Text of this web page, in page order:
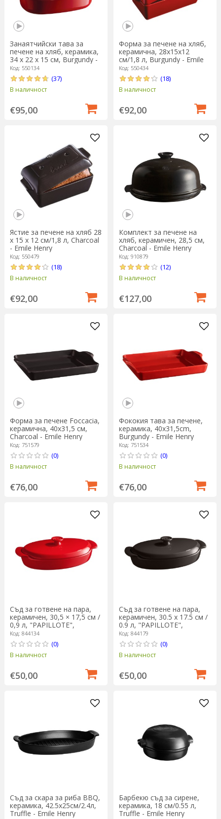
Занаятчийски тава за
печене на хляб, керамика,
34 х 22 х 15 см, Burgundy -
Emile Henry
Код: 550134
(37)
В наличност
€95,00
Форма за печене на хляб,
керамична, 28x15x12
см/1,8 л, Burgundy - Emile
Henry
Код: 550434
(18)
В наличност
€92,00
Ястие за печене на хляб 28
x 15 x 12 см/1,8 л, Charcoal
- Emile Henry
Код: 550479
(18)
В наличност
€92,00
Комплект за печене на
хляб, керамичен, 28,5 см,
Charcoal - Emile Henry
Код: 910879
(12)
В наличност
€127,00
Форма за печене Foccacia,
керамична, 40x31,5 см,
Charcoal - Еmile Henry
Код: 751579
(0)
В наличност
€76,00
Фококия тава за печене,
керамика, 40x31,5cm,
Burgundy - Еmile Henry
Код: 751534
(0)
В наличност
€76,00
Съд за готвене на пара,
керамичен, 30,5 × 17,5 см /
0,9 л, "PAPILLOTE",
Burgundy - Emile Henry
Код: 844134
(0)
В наличност
€50,00
Съд за готвене на пара,
керамичен, 30.5 x 17.5 см /
0.9 л, "PAPILLOTE",
Charcoal - Emile Henry
Код: 844179
(0)
В наличност
€50,00
Съд за скара за риба BBQ,
керамика, 42.5x25см/2.4л,
Truffle - Emile Henry
Барбекю съд за сирене,
керамика, 18 см/0.55 л,
Truffle - Emile Henry